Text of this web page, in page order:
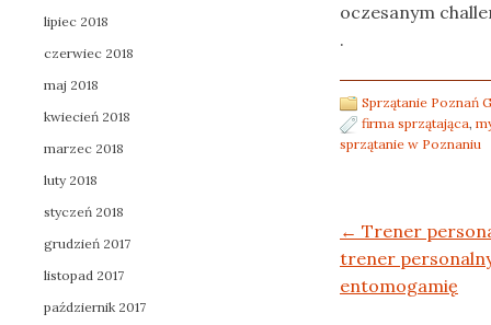
oczesanym
.
Sprzątanie Poznań
firma sprzątająca,
sprzątanie w Poznaniu
Post navigation
← Trener
trener
entomogamię
lipiec 2018
czerwiec 2018
maj 2018
kwiecień 2018
marzec 2018
luty 2018
styczeń 2018
grudzień 2017
listopad 2017
październik 2017